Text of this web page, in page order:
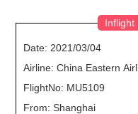
Inflight
Date: 2021/03/04
Airline: China Eastern
FlightNo: MU5109
From: Shanghai